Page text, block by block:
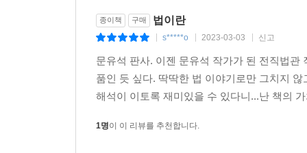
공정한 경쟁은, ‘사회적 배려’ 때문에 가능하다
현재 우리 사회 최대의 화두인 공정성과 정의의
평등의 개념을 체계적으로 정립한 존 롤스의 『
종이책 구매 법이란
s*****o 2023-03-03 신고
문유석 판사. 이젠 문유석 작가가 된 전직법
품인 듯 싶다. 딱딱한 법 이야기로만 그치지
해석이 이토록 재미있을 수 있다니...난 책의
1명이 이 리뷰를 추천합니다.